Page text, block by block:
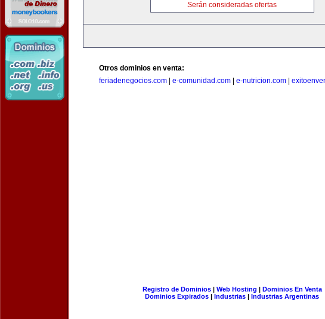
Serán consideradas ofertas
Otros dominios en venta:
feriadenegocios.com
e-comunidad.com e-nutricion.com
Registro de Dominios| Web Hosting | Dominios En Venta
Dominios Expirados | Industrias | Industrias Argentinas